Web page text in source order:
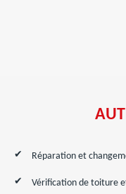
Réparation et
Vérification de toiture